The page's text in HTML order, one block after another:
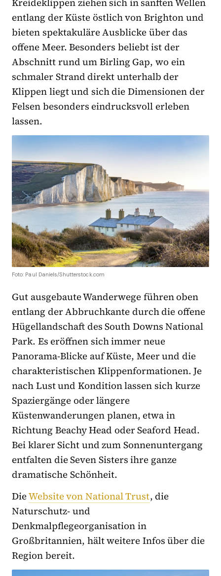
entlang der Küste östlich von Brighton und
bieten spektakuläre Ausblicke über das
offene Meer. Besonders beliebt ist der
Abschnitt rund um Birling Gap, wo ein
schmaler Strand direkt unterhalb der
Klippen liegt und sich die Dimensionen der
Felsen besonders eindrucksvoll erleben
lassen.
Foto: Paul Daniels/Shutterstock.com
Gut ausgebaute Wanderwege führen oben
entlang der Abbruchkante durch die offene
Hügellandschaft des South Downs National
Park. Es eröffnen sich immer neue
Panorama-Blicke auf Küste, Meer und die
charakteristischen Klippenformationen. Je
nach Lust und Kondition lassen sich kurze
Spaziergänge oder längere
Küstenwanderungen planen, etwa in
Richtung Beachy Head oder Seaford Head.
Bei klarer Sicht und zum Sonnenuntergang
entfalten die Seven Sisters ihre ganze
dramatische Schönheit.
DieWebsite von National Trust, die
Naturschutz- und
Denkmalpflegeorganisation in
Großbritannien, hält weitere Infos über die
Region bereit.